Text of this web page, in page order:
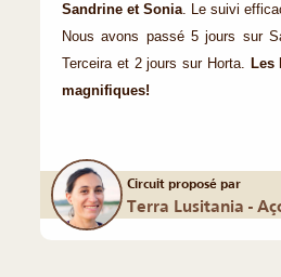
Sandrine et Sonia . Le suivi
Nous avons passé 5 jours sur
Terceira et 2 jours sur Horta.
Les
magnifiques!
Circuit proposé par
Terra Lusitania -